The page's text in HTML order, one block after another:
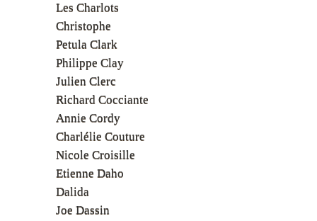
Les Charlots
Christophe
Petula Clark
Philippe Clay
Julien Clerc
Richard Cocciante
Annie Cordy
Charlélie Couture
Nicole Croisille
Etienne Daho
Dalida
Joe Dassin